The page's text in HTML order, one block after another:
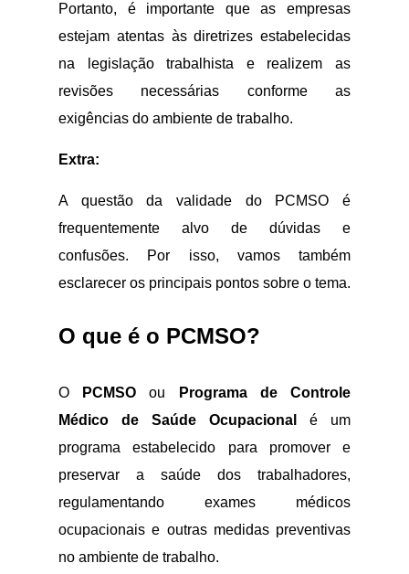
Portanto, é importante que as empresas
estejam atentas às diretrizes estabelecidas
na legislação trabalhista e realizem as
revisões necessárias conforme as
exigências do ambiente de trabalho.
Extra:
A questão da validade do PCMSO é
frequentemente alvo de dúvidas e
confusões. Por isso, vamos também
esclarecer os principais pontos sobre o tema.
O que é o PCMSO?
O PCMSO ou
Programa de Controle
Médico de Saúde Ocupacional
é um
programa estabelecido para promover e
preservar a saúde dos trabalhadores,
regulamentando exames médicos
ocupacionais e outras medidas preventivas
no ambiente de trabalho.